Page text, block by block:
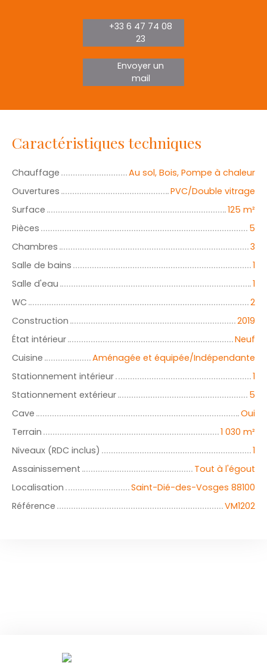
+33 6 47 74 08
23
Envoyer un
mail
Caractéristiques techniques
Chauffage
Au sol, Bois, Pompe à chaleur
Ouvertures
PVC/Double vitrage
Surface
125 m²
Pièces
5
Chambres
3
Salle de bains
1
Salle d'eau
1
WC
2
Construction
2019
État intérieur
Neuf
Cuisine
Aménagée et équipée/Indépendante
Stationnement intérieur
1
Stationnement extérieur
5
Cave
Oui
Terrain
1 030 m²
Niveaux (RDC inclus)
1
Assainissement
Tout à l'égout
Localisation
Saint-Dié-des-Vosges 88100
Référence
VM1202